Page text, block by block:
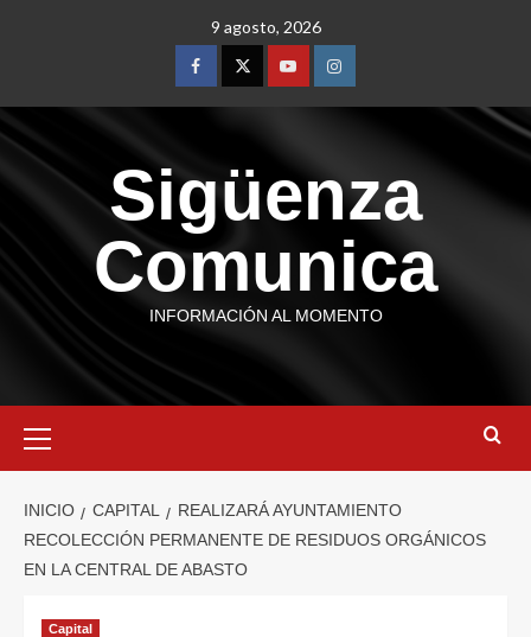
9 agosto, 2026
Sigüenza
Comunica
INFORMACIÓN AL MOMENTO
INICIO CAPITAL
REALIZARÁ AYUNTAMIENTO
RECOLECCIÓN PERMANENTE DE RESIDUOS ORGÁNICOS
EN LA CENTRAL DE ABASTO
Capital